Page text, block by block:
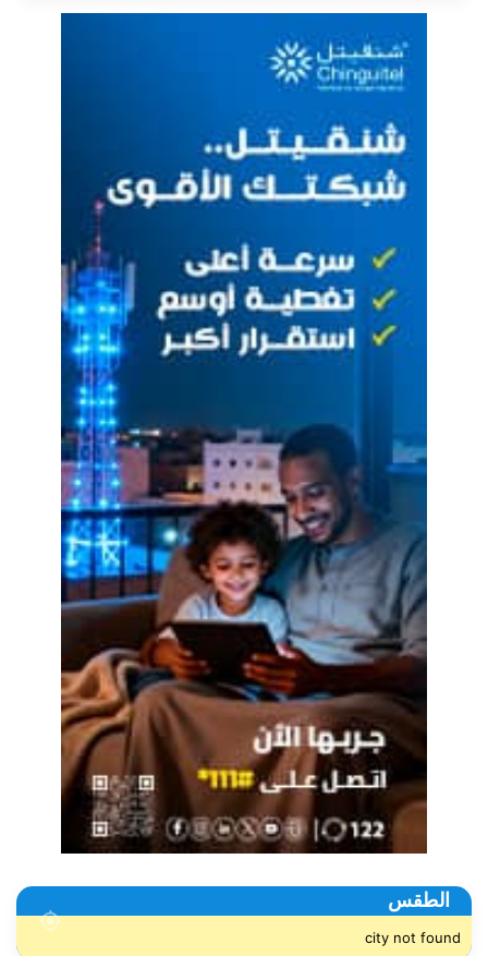
الطقس
city not found